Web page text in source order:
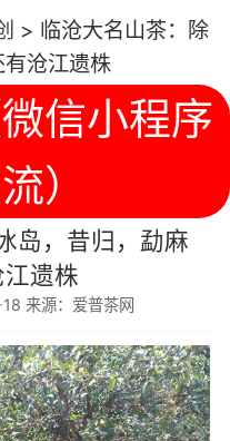
> 临沧大名山茶：除
沧江遗株
信小程序
）
岛，昔归，勐麻
遗株
来源：爱普茶网